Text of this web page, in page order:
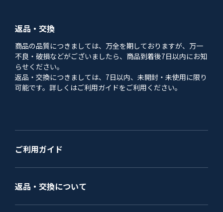
返品・交換
商品の品質につきましては、万全を期しておりますが、万一
不良・破損などがございましたら、商品到着後7日以内にお知
らせください。
返品・交換につきましては、7日以内、未開封・未使用に限り
可能です。詳しくはご利用ガイドをご利用ください。
ご利用ガイド
返品・交換について